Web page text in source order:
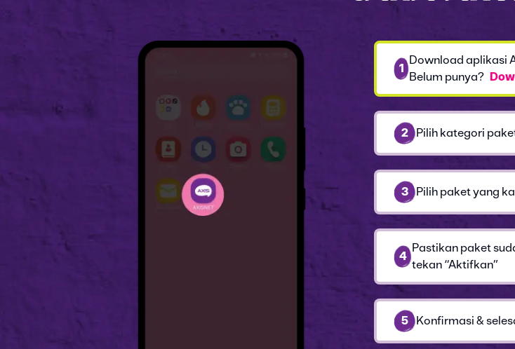
1
Download aplikasi
Belum punya?
2 Pilih kategori
3 Pilih paket yang
4
Pastikan paket
tekan “Aktifkan”
5 Konfirmasi &